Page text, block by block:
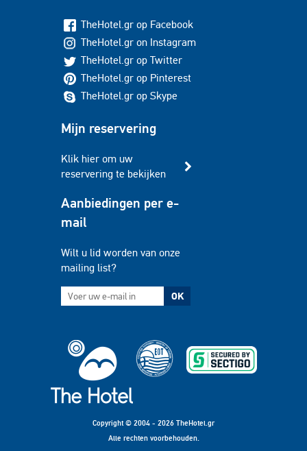
TheHotel.gr op Facebook
TheHotel.gr on Instagram
TheHotel.gr op Twitter
TheHotel.gr op Pinterest
TheHotel.gr op Skype
Mijn reservering
Klik hier om uw
reservering te bekijken
Aanbiedingen per e-
mail
Wilt u lid worden van onze
mailing list?
OK
Copyright © 2004 - 2026 TheHotel.gr
Alle rechten voorbehouden.